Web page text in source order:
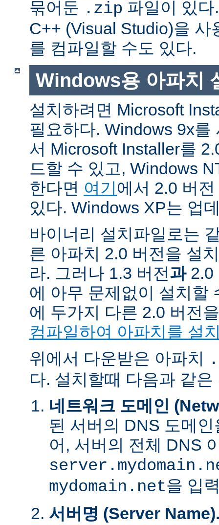
묶어둔 .zip 파일이 있
C++ (Visual Studio)을 사
를 컴파일할 수도 있다.
Windows용 아파치
설치하려면 Microsoft
필요하다. Windows 9x
서 Microsoft Installer를
드할 수 있고, Windows
한다면 여기 에서 2.0 버
있다. Windows XP는 업
바이너리 설치파일로는
른 아파치 2.0 버전을 설
라. 그러나 1.3 버전과2.0
에 아무 문제없이 설치할
에 두가지 다른 2.0 버전
컴파일하여 아파치를 설
위에서 다운받은 아파치
다. 설치할때 다음과 같
네트워크 도메인
된 서버의 DNS 도메
어, 서버의 전체 DNS
mydomain.net을 입
서버명 (Server